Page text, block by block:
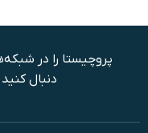
پروچیستا را در
دنبال کنید...